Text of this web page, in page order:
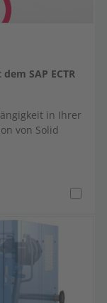
SAP ECTR
in Ihrer
von Solid